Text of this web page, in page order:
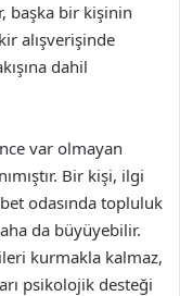
başka bir kişinin
alışverişinde
dahil
var olmayan
Bir kişi, ilgi
odasında topluluk
da büyüyebilir.
kurmakla kalmaz,
psikolojik desteği